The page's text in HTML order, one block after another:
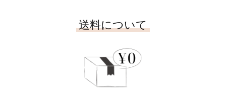
送料について